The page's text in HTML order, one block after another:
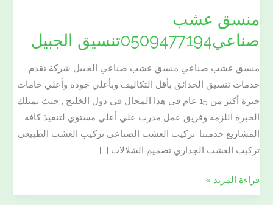
منسق عشب
صناعي0509477194تنسيق الجبيل
منسق عشب صناعي منسق عشب صناعي الجبيل شركة تقدم
خدمات تنسيق الحدائق بأقل التكاليف وبأعلي جودة وأعلي خامات
خبرة أكثر من 15 عام في هذا المجال في دول الخليج , حيث تمتلك
الخبرة اللزمة وفريق عمل مدرب علي أعلي مستوي لتنفيذ كافة
المشاريع خدمتنا :تركيب العشب الصناعي تركيب العشب الطبيعي
تركيب العشب الجداري تصميم الشلالات […]
قراءة المزيد »